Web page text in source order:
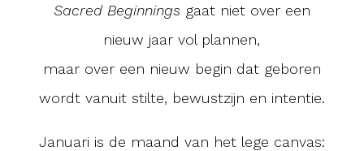
Sacred Beginningsgaat niet over een
nieuw jaar vol plannen,
maar over een nieuw begin dat geboren
wordt vanuit stilte, bewustzijn en intentie.
Januari is de maand van het lege canvas: